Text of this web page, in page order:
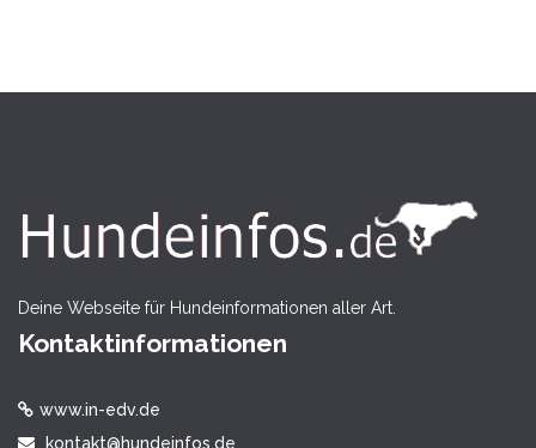
Deine Webseite für Hundeinformationen aller Art.
Kontaktinformationen
www.in-edv.de
kontakt@hundeinfos.de